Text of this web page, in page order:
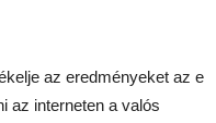
az eredményeket az e
az interneten a valós